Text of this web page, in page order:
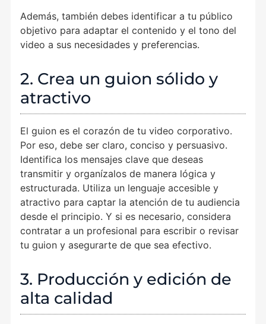
Además, también debes identificar a tu público
objetivo para adaptar el contenido y el tono del
video a sus necesidades y preferencias.
2. Crea un guion sólido y
atractivo
El guion es el corazón de tu video corporativo.
Por eso, debe ser claro, conciso y persuasivo.
Identifica los mensajes clave que deseas
transmitir y organízalos de manera lógica y
estructurada. Utiliza un lenguaje accesible y
atractivo para captar la atención de tu audiencia
desde el principio. Y si es necesario, considera
contratar a un profesional para escribir o revisar
tu guion y asegurarte de que sea efectivo.
3. Producción y edición de
alta calidad